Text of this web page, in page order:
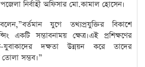
নির্বাহী অফিসার মো.কামাল হোসেন।
যুগে তথ্যপ্রযুক্তির বিকাশে
একটি সম্ভাবনাময় ক্ষেত্র।এই প্রশিক্ষণের
দক্ষতা উন্নয়ন করে তাদের
সম্ভব।”